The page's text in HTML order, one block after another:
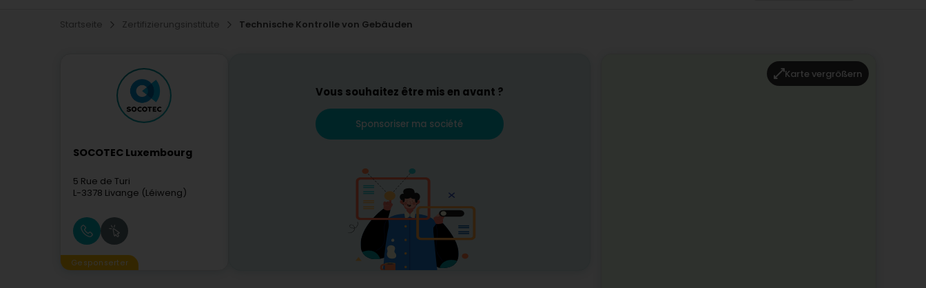
Startseite Zertifizierungsinstitute Technische Kontrolle von Gebäuden
SOCOTEC Luxembourg
5 Rue de Turi
L-3378 Livange (Léiweng)
Gesponserter
Vous souhaitez être mis en avant ?
Sponsoriser ma société
Karte vergrößern